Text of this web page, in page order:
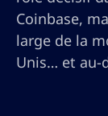
Coinbase,
large de la
Unis… et au-